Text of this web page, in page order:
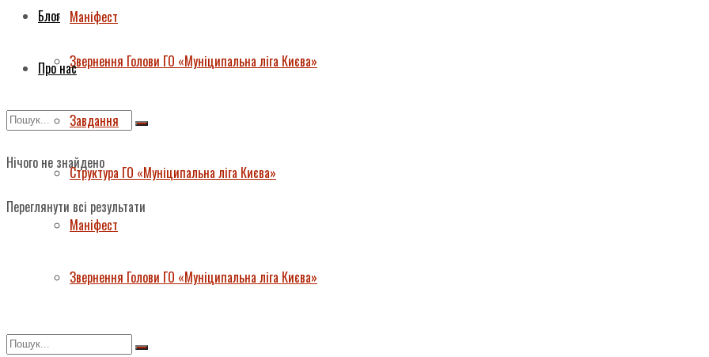
Маніфест
Звернення Голови ГО «Муніципальна ліга Києва»
Нічого не знайдено
Переглянути всі результати
Блог
Про нас
Завдання
Структура ГО «Муніципальна ліга Києва»
Маніфест
Звернення Голови ГО «Муніципальна ліга Києва»